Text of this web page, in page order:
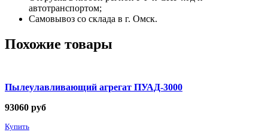
автотранспортом;
Самовывоз со склада в г. Омск.
Похожие товары
Пылеулавливающий агрегат ПУАД-3000
93060 руб
Купить